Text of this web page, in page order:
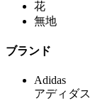
花
無地
ブランド
Adidas
アディダス